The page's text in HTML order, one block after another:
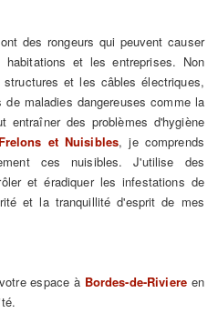
des rongeurs qui peuvent causer
et les entreprises. Non
et les câbles électriques,
maladies dangereuses comme la
entraîner des problèmes d'hygiène
et Nuisibles, je comprends
ces nuisibles. J'utilise des
et éradiquer les infestations de
et la tranquillité d'esprit de mes
espace à Bordes-de-Riviere en